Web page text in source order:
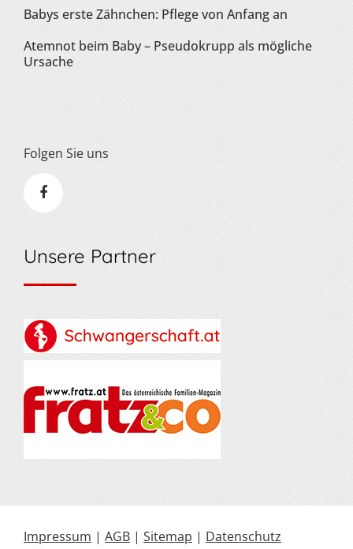
Babys erste Zähnchen: Pflege von Anfang an
Atemnot beim Baby – Pseudokrupp als mögliche
Ursache
Folgen Sie uns
Unsere Partner
Impressum | AGB | Sitemap | Datenschutz